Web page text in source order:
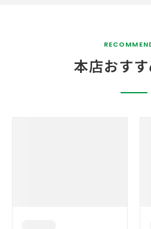
本店おす